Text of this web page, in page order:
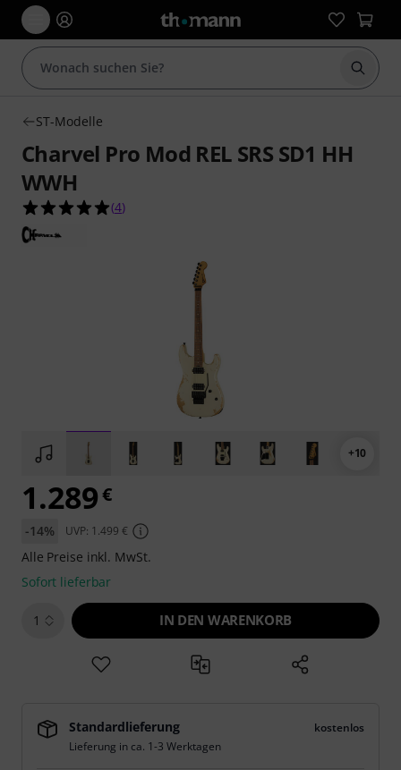
Suche
ST-Modelle
Charvel Pro Mod REL SRS SD1 HH
WWH
5.0 von 5 Sternen aus 4 Kundenbewertungen
(4)
+10
1.289€
-14% UVP: 1.499 €
Alle Preise inkl. MwSt.
Sofort lieferbar
1 IN DEN WARENKORB
Standardlieferung
kostenlos
Lieferung in ca. 1-3 Werktagen